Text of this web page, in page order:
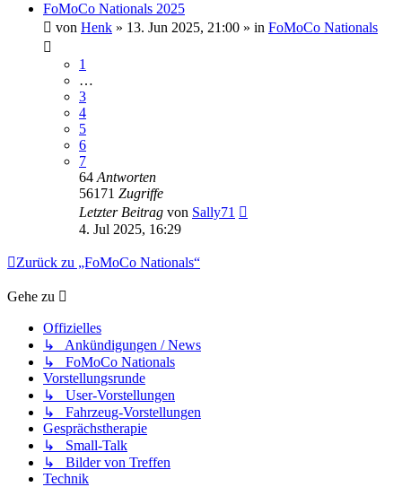
FoMoCo Nationals 2025
von Henk » 13. Jun 2025, 21:00 » in FoMoCo Nationals
1
…
3
4
5
6
7
64 Antworten
56171 Zugriffe
Letzter Beitrag von Sally71
4. Jul 2025, 16:29
Zurück zu „FoMoCo Nationals“
Gehe zu
Offizielles
↳ Ankündigungen / News
↳ FoMoCo Nationals
Vorstellungsrunde
↳ User-Vorstellungen
↳ Fahrzeug-Vorstellungen
Gesprächstherapie
↳ Small-Talk
↳ Bilder von Treffen
Technik